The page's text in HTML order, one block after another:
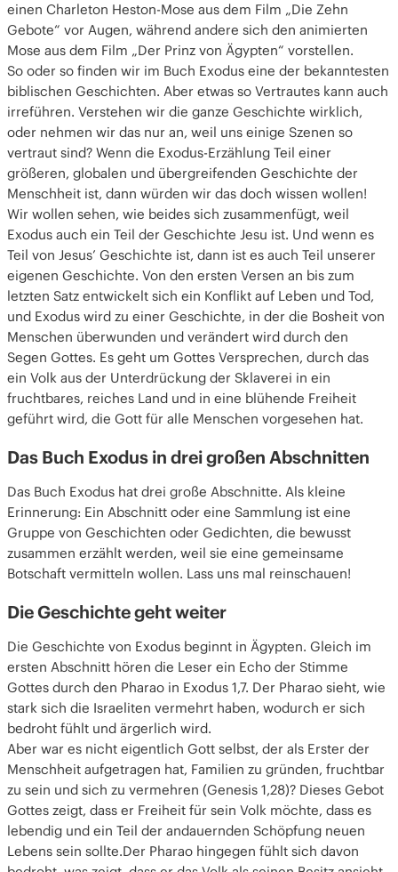
einen Charleton Heston-Mose aus dem Film „Die Zehn
Gebote“ vor Augen, während andere sich den animierten
Mose aus dem Film „Der Prinz von Ägypten“ vorstellen.
So oder so finden wir im Buch Exodus eine der bekanntesten
biblischen Geschichten. Aber etwas so Vertrautes kann auch
irreführen. Verstehen wir die ganze Geschichte wirklich,
oder nehmen wir das nur an, weil uns einige Szenen so
vertraut sind? Wenn die Exodus-Erzählung Teil einer
größeren, globalen und übergreifenden Geschichte der
Menschheit ist, dann würden wir das doch wissen wollen!
Wir wollen sehen, wie beides sich zusammenfügt, weil
Exodus auch ein Teil der Geschichte Jesu ist. Und wenn es
Teil von Jesus’ Geschichte ist, dann ist es auch Teil unserer
eigenen Geschichte. Von den ersten Versen an bis zum
letzten Satz entwickelt sich ein Konflikt auf Leben und Tod,
und Exodus wird zu einer Geschichte, in der die Bosheit von
Menschen überwunden und verändert wird durch den
Segen Gottes. Es geht um Gottes Versprechen, durch das
ein Volk aus der Unterdrückung der Sklaverei in ein
fruchtbares, reiches Land und in eine blühende Freiheit
geführt wird, die Gott für alle Menschen vorgesehen hat.
Das Buch Exodus in drei großen Abschnitten
Das Buch Exodus hat drei große Abschnitte. Als kleine
Erinnerung: Ein Abschnitt oder eine Sammlung ist eine
Gruppe von Geschichten oder Gedichten, die bewusst
zusammen erzählt werden, weil sie eine gemeinsame
Botschaft vermitteln wollen. Lass uns mal reinschauen!
Die Geschichte geht weiter
Die Geschichte von Exodus beginnt in Ägypten. Gleich im
ersten Abschnitt hören die Leser ein Echo der Stimme
Gottes durch den Pharao in Exodus 1,7. Der Pharao sieht, wie
stark sich die Israeliten vermehrt haben, wodurch er sich
bedroht fühlt und ärgerlich wird.
Aber war es nicht eigentlich Gott selbst, der als Erster der
Menschheit aufgetragen hat, Familien zu gründen, fruchtbar
zu sein und sich zu vermehren (Genesis 1,28)? Dieses Gebot
Gottes zeigt, dass er Freiheit für sein Volk möchte, dass es
lebendig und ein Teil der andauernden Schöpfung neuen
Lebens sein sollte.Der Pharao hingegen fühlt sich davon